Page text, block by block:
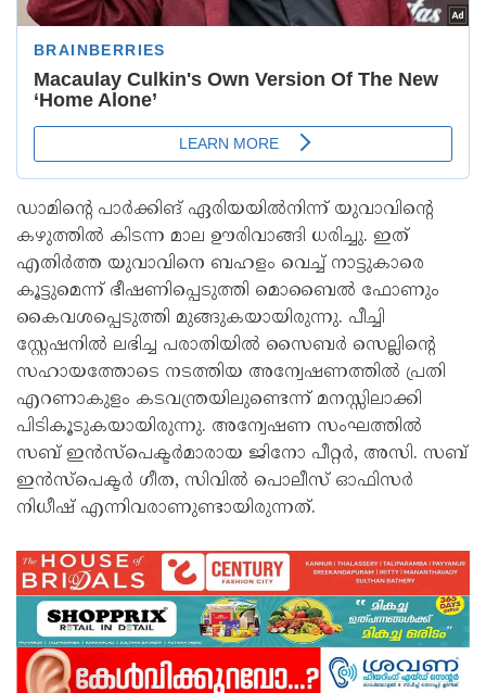
ഡാമിന്റെ പാർക്കിങ് ഏരിയയിൽനിന്ന് യുവാവിന്റെ
കഴുത്തിൽ കിടന്ന മാല ഊരിവാങ്ങി ധരിച്ചു. ഇത്
എതിർത്ത യുവാവിനെ ബഹളം വെച്ച് നാട്ടുകാരെ
കൂട്ടുമെന്ന് ഭീഷണിപ്പെടുത്തി മൊബൈൽ ഫോണും
കൈവശപ്പെടുത്തി മുങ്ങുകയായിരുന്നു. പീച്ചി
സ്റ്റേഷനിൽ ലഭിച്ച പരാതിയിൽ സൈബർ സെല്ലിന്റെ
സഹായത്തോടെ നടത്തിയ അന്വേഷണത്തിൽ പ്രതി
എറണാകുളം കടവന്ത്രയിലുണ്ടെന്ന് മനസ്സിലാക്കി
പിടികൂടുകയായിരുന്നു. അന്വേഷണ സംഘത്തിൽ
സബ് ഇൻസ്പെക്ടർമാരായ ജിനോ പീറ്റർ, അസി. സബ്
ഇൻസ്പെക്ടർ ഗീത, സിവിൽ പൊലീസ് ഓഫിസർ
നിധീഷ് എന്നിവരാണുണ്ടായിരുന്നത്.